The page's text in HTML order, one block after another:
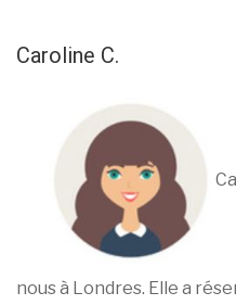
Caroline C.
nous à Londres. Elle a